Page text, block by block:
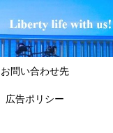
お問い合わせ先
広告ポリシー